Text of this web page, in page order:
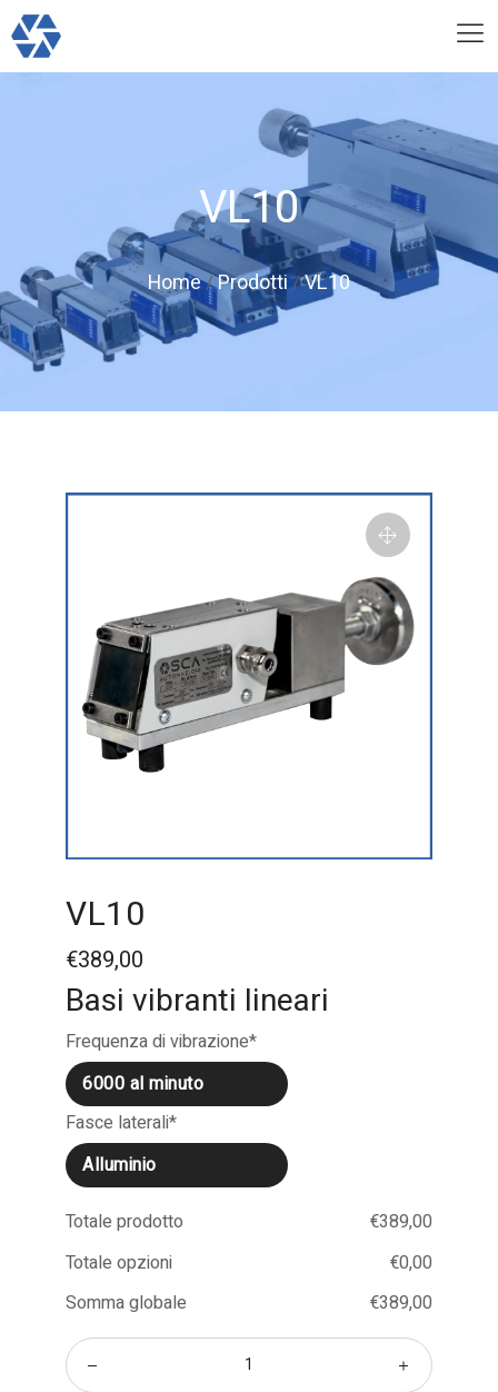
VL10
Home/Prodotti/VL10
VL10
€389,00
Basi vibranti lineari
Frequenza di vibrazione*
Fasce laterali*
Totale prodotto €‎389,00
Totale opzioni
€‎0,00
Somma globale
€‎389,00